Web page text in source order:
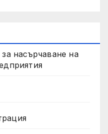
насърчаване на